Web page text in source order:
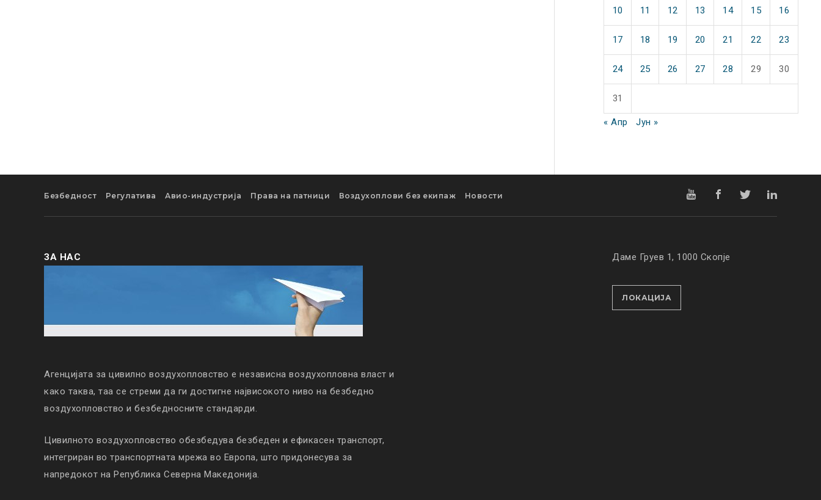
10 11 12 13 14 15 16
17 18 19 20 21 22 23
24 25 26 27 28 29 30
31
« Апр Јун »
Безбедност Регулатива Авио-индустрија Права на патници Воздухоплови без екипаж Новости
ЗА НАС
Агенцијата за цивилно воздухопловство е независна воздухопловна власт и
како таква, таа се стреми да ги достигне највисокото ниво на безбедно
воздухопловство и безбедносните стандарди.
Цивилното воздухопловство обезбедува безбеден и ефикасен транспорт,
интегриран во транспортната мрежа во Европа, што придонесува за
напредокот на Република Северна Македонија.
Даме Груев 1, 1000 Скопје
ЛОКАЦИЈА